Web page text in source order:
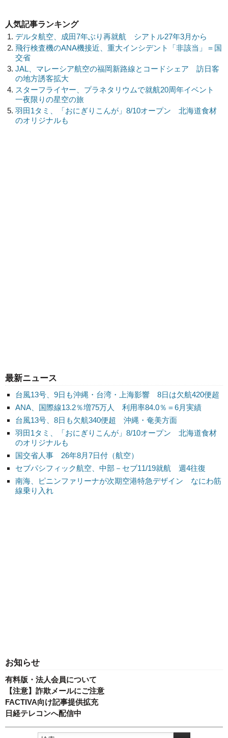
最新ニュース
台風13号、9日も沖縄・台湾・上海影響 8日は欠航420便超
ANA、国際線13.2％増75万人 利用率84.0％＝6月実績
台風13号、8日も欠航340便超 沖縄・奄美方面
羽田1タミ、「おにぎりこんが」8/10オープン 北海道食材
のオリジナルも
国交省人事 26年8月7日付（航空）
セブパシフィック航空、中部－セブ11/19就航 週4往復
南海、ピニンファリーナが次期空港特急デザイン なにわ筋
線乗り入れ
お知らせ
有料版・法人会員について
【注意】詐欺メールにご注意
FACTIVA向け記事提供拡充
日経テレコンへ配信中
人気記事ランキング
デルタ航空、成田7年ぶり再就航 シアトル27年3月から
飛行検査機のANA機接近、重大インシデント「非該当」＝国
交省
JAL、マレーシア航空の福岡新路線とコードシェア 訪日客
の地方誘客拡大
スターフライヤー、プラネタリウムで就航20周年イベント
一夜限りの星空の旅
羽田1タミ、「おにぎりこんが」8/10オープン 北海道食材
のオリジナルも